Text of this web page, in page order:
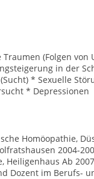
(Folgen
in der
* Sexuelle
* Depressionen
Homöopathie,
2004-
Heiligenhaus Ab
Dozent im Berufs-